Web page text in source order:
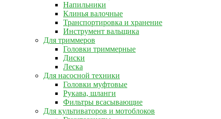
Напильники
Клинья валочные
Транспортировка и хранение
Инструмент вальщика
Для триммеров
Головки триммерные
Диски
Леска
Для насосной техники
Головки муфтовые
Рукава, шланги
Фильтры всасывающие
Для культиваторов и мотоблоков